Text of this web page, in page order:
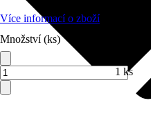
Více informací o zboží
Množství (ks)
1 ks